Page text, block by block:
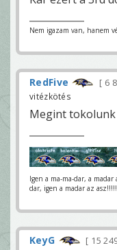
Nem igazam van, hanem
RedFive 6
vitézkötés
Megint tokolunk
Igen a ma-ma-dar, a
dar, igen a madar az
KeyG 15